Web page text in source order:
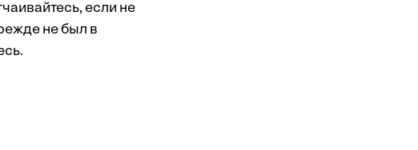
если не
не был в